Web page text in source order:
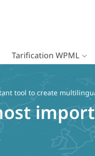
Tarification WPML
tool to create